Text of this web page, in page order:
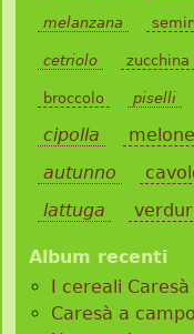
melanzana
cetriolo zucchina
broccolo piselli
cipolla
melone
autunno
lattuga
Album recenti
I cereali Caresà
Caresà a